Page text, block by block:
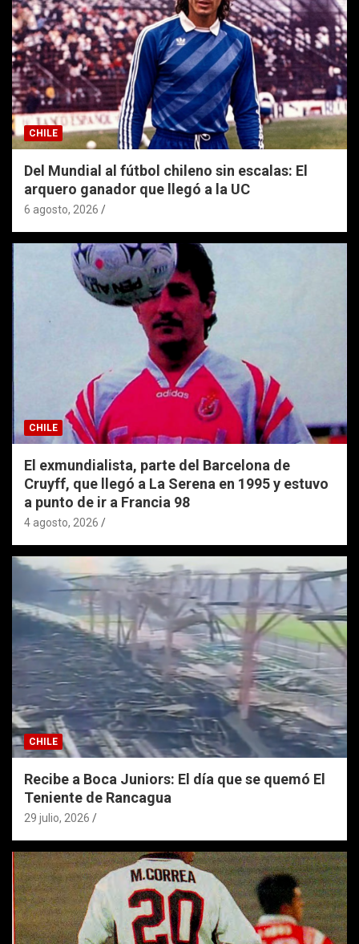
CHILE
Del Mundial al fútbol chileno sin escalas: El
arquero ganador que llegó a la UC
6 agosto, 2026
CHILE
El exmundialista, parte del Barcelona de
Cruyff, que llegó a La Serena en 1995 y estuvo
a punto de ir a Francia 98
4 agosto, 2026
CHILE
Recibe a Boca Juniors: El día que se quemó El
Teniente de Rancagua
29 julio, 2026